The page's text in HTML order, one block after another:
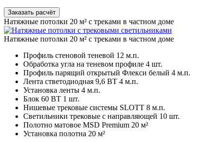
Заказать расчёт
Натяжные потолки 20 м² с треками в частном доме
Натяжные потолки 20 м² с треками в частном доме
Профиль стеновой теневой 12 м.п.
Обработка угла на теневом профиле 4 шт.
Профиль парящий открытый Флекси белый 4 м.п.
Лента стветодиодная 9,6 ВТ 4 м.п.
Установка ленты 4 м.п.
Блок 60 ВТ 1 шт.
Нишевые трековые системы SLOTT 8 м.п.
Светильники трековые с направляющей 10 шт.
Полотно матовое MSD Premium 20 м²
Установка полотна 20 м²